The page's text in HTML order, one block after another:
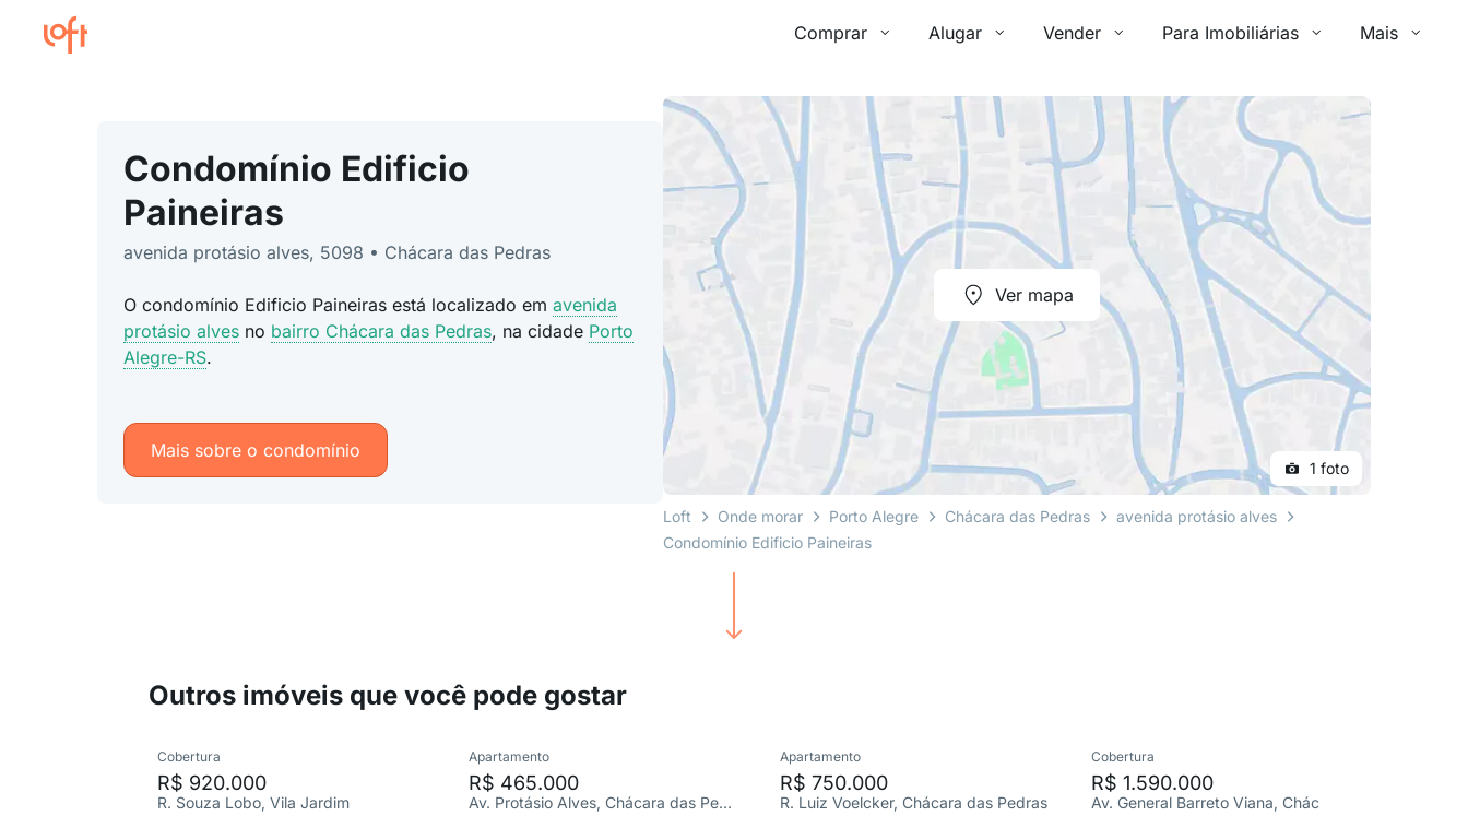
Comprar Alugar Vender Para Imobiliárias Mais
Condomínio Edificio
Paineiras
avenida protásio alves, 5098 • Chácara das Pedras
O condomínio Edificio Paineiras está localizado em avenida
protásio alvesno bairro Chácara das Pedras, na cidade Porto
Alegre-RS.
Mais sobre o condomínio
Ver mapa
1 foto
Loft Onde morar Porto Alegre Chácara das Pedras
avenida protásio alves
Condomínio Edificio Paineiras
Outros imóveis que você pode gostar
Cobertura
R$ 920.000
R. Souza Lobo, Vila Jardim
Apartamento
R$ 465.000
Av. Protásio Alves, Chácara das Pedras
Apartamento
R$ 750.000
R. Luiz Voelcker, Chácara das Pedras
Cobertura
R$ 1.590.000